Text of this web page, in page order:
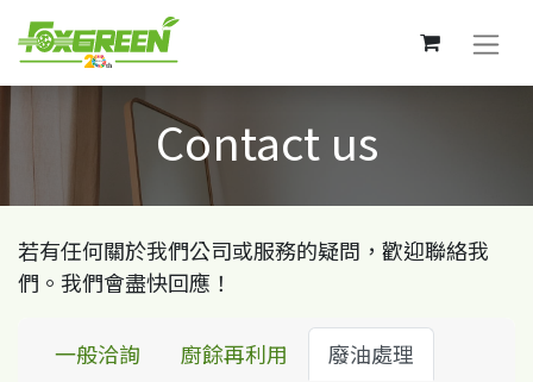
Contact us
若有任何關於我們公司或服務的疑問，歡迎聯絡我
們。我們會盡快回應！
一般洽詢 廚餘再利用
廢油處理